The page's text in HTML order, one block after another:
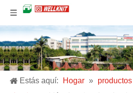
Estás aquí: Hogar » productos